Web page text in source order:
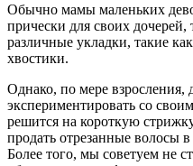
Обычно мамы маленьких
прически для своих дочерей,
различные укладки, такие
хвостики.
Однако, по мере взросления,
экспериментировать со
решится на короткую
продать отрезанные волосы
Более того, мы советуем не